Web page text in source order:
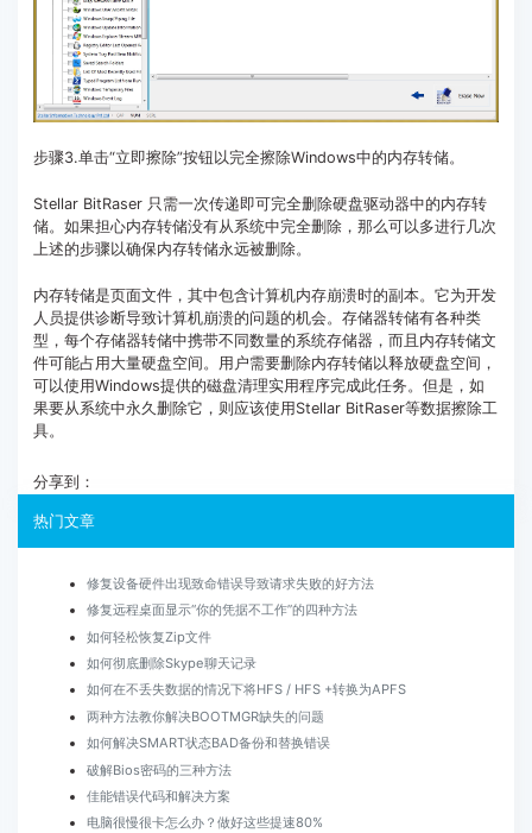
步骤3.单击“立即擦除”按钮以完全擦除Windows中的内存转储。
Stellar BitRaser 只需一次传递即可完全删除硬盘驱动器中的内存转
储。如果担心内存转储没有从系统中完全删除，那么可以多进行几次
上述的步骤以确保内存转储永远被删除。
内存转储是页面文件，其中包含计算机内存崩溃时的副本。它为开发
人员提供诊断导致计算机崩溃的问题的机会。存储器转储有各种类
型，每个存储器转储中携带不同数量的系统存储器，而且内存转储文
件可能占用大量硬盘空间。用户需要删除内存转储以释放硬盘空间，
可以使用Windows提供的磁盘清理实用程序完成此任务。但是，如
果要从系统中永久删除它，则应该使用Stellar BitRaser等数据擦除工
具。
分享到：
热门文章
修复设备硬件出现致命错误导致请求失败的好方法
修复远程桌面显示“你的凭据不工作”的四种方法
如何轻松恢复Zip文件
如何彻底删除Skype聊天记录
如何在不丢失数据的情况下将HFS / HFS +转换为APFS
两种方法教你解决BOOTMGR缺失的问题
如何解决SMART状态BAD备份和替换错误
破解Bios密码的三种方法
佳能错误代码和解决方案
电脑很慢很卡怎么办？做好这些提速80%